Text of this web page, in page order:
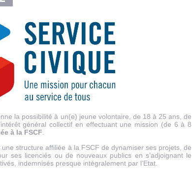
la possibilité à un(e) jeune volontaire, de 18 à 25 ans, de
général collectif en effectuant une mission (de 6 à 8
à la FSCF
une structure affiliée à la FSCF de dynamiser ses projets, de
ses licenciés ou de nouveaux publics en s’adjoignant le
indemnisés presque intégralement par l’Etat.